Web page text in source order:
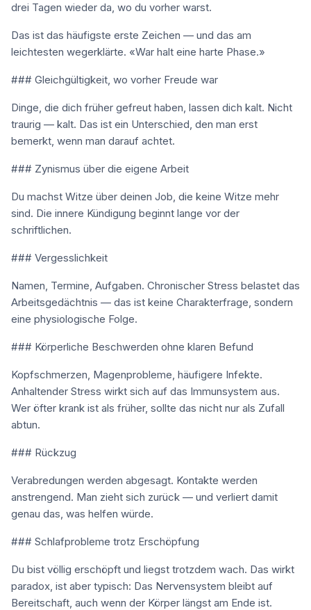
drei Tagen wieder da, wo du vorher warst.
Das ist das häufigste erste Zeichen — und das am
leichtesten wegerklärte. «War halt eine harte Phase.»
### Gleichgültigkeit, wo vorher Freude war
Dinge, die dich früher gefreut haben, lassen dich kalt. Nicht
traurig — kalt. Das ist ein Unterschied, den man erst
bemerkt, wenn man darauf achtet.
### Zynismus über die eigene Arbeit
Du machst Witze über deinen Job, die keine Witze mehr
sind. Die innere Kündigung beginnt lange vor der
schriftlichen.
### Vergesslichkeit
Namen, Termine, Aufgaben. Chronischer Stress belastet das
Arbeitsgedächtnis — das ist keine Charakterfrage, sondern
eine physiologische Folge.
### Körperliche Beschwerden ohne klaren Befund
Kopfschmerzen, Magenprobleme, häufigere Infekte.
Anhaltender Stress wirkt sich auf das Immunsystem aus.
Wer öfter krank ist als früher, sollte das nicht nur als Zufall
abtun.
### Rückzug
Verabredungen werden abgesagt. Kontakte werden
anstrengend. Man zieht sich zurück — und verliert damit
genau das, was helfen würde.
### Schlafprobleme trotz Erschöpfung
Du bist völlig erschöpft und liegst trotzdem wach. Das wirkt
paradox, ist aber typisch: Das Nervensystem bleibt auf
Bereitschaft, auch wenn der Körper längst am Ende ist.